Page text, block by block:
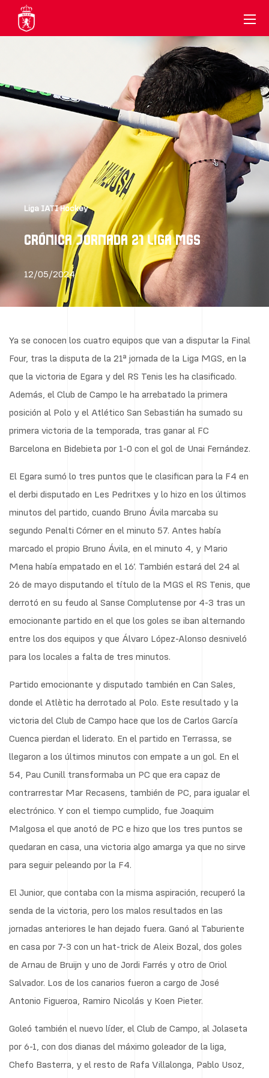
Liga IATI Hockey
CRÓNICA JORNADA 21 LIGA MGS
12/05/2024
Ya se conocen los cuatro equipos que van a disputar la Final
Four, tras la disputa de la 21ª jornada de la Liga MGS, en la
que la victoria de Egara y del RS Tenis les ha clasificado.
Además, el Club de Campo le ha arrebatado la primera
posición al Polo y el Atlético San Sebastián ha sumado su
primera victoria de la temporada, tras ganar al FC
Barcelona en Bidebieta por 1-0 con el gol de Unai Fernández.
El Egara sumó lo tres puntos que le clasifican para la F4 en
el derbi disputado en Les Pedritxes y lo hizo en los últimos
minutos del partido, cuando Bruno Ávila marcaba su
segundo Penalti Córner en el minuto 57. Antes había
marcado el propio Bruno Ávila, en el minuto 4, y Mario
Mena había empatado en el 16’. También estará del 24 al
26 de mayo disputando el título de la MGS el RS Tenis, que
derrotó en su feudo al Sanse Complutense por 4-3 tras un
emocionante partido en el que los goles se iban alternando
entre los dos equipos y que Álvaro López-Alonso desniveló
para los locales a falta de tres minutos.
Partido emocionante y disputado también en Can Sales,
donde el Atlètic ha derrotado al Polo. Este resultado y la
victoria del Club de Campo hace que los de Carlos García
Cuenca pierdan el liderato. En el partido en Terrassa, se
llegaron a los últimos minutos con empate a un gol. En el
54, Pau Cunill transformaba un PC que era capaz de
contrarrestar Mar Recasens, también de PC, para igualar el
electrónico. Y con el tiempo cumplido, fue Joaquim
Malgosa el que anotó de PC e hizo que los tres puntos se
quedaran en casa, una victoria algo amarga ya que no sirve
para seguir peleando por la F4.
El Junior, que contaba con la misma aspiración, recuperó la
senda de la victoria, pero los malos resultados en las
jornadas anteriores le han dejado fuera. Ganó al Taburiente
en casa por 7-3 con un hat-trick de Aleix Bozal, dos goles
de Arnau de Bruijn y uno de Jordi Farrés y otro de Oriol
Salvador. Los de los canarios fueron a cargo de José
Antonio Figueroa, Ramiro Nicolás y Koen Pieter.
Goleó también el nuevo líder, el Club de Campo, al Jolaseta
por 6-1, con dos dianas del máximo goleador de la liga,
Chefo Basterra, y el resto de Rafa Villalonga, Pablo Usoz,